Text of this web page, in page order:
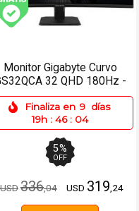
Envío gratis (Ver
Monitor Gigabyte Curvo
32 QHD 180Hz -
2xHDMI, DP
Finaliza en 9 días
19h : 46 : 04
5%
OFF
USD336,04 USD 319 ,24